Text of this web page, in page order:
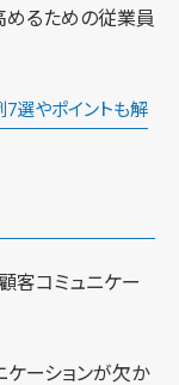
めるための従業員
選やポイントも解
客コミュニケー
ケーションが欠か